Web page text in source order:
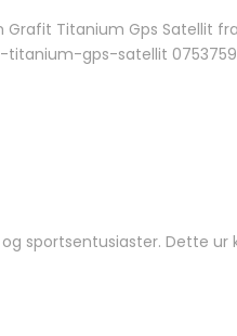
Titanium Gps Satellit
gps-satellit
sportsentusiaster. Dette